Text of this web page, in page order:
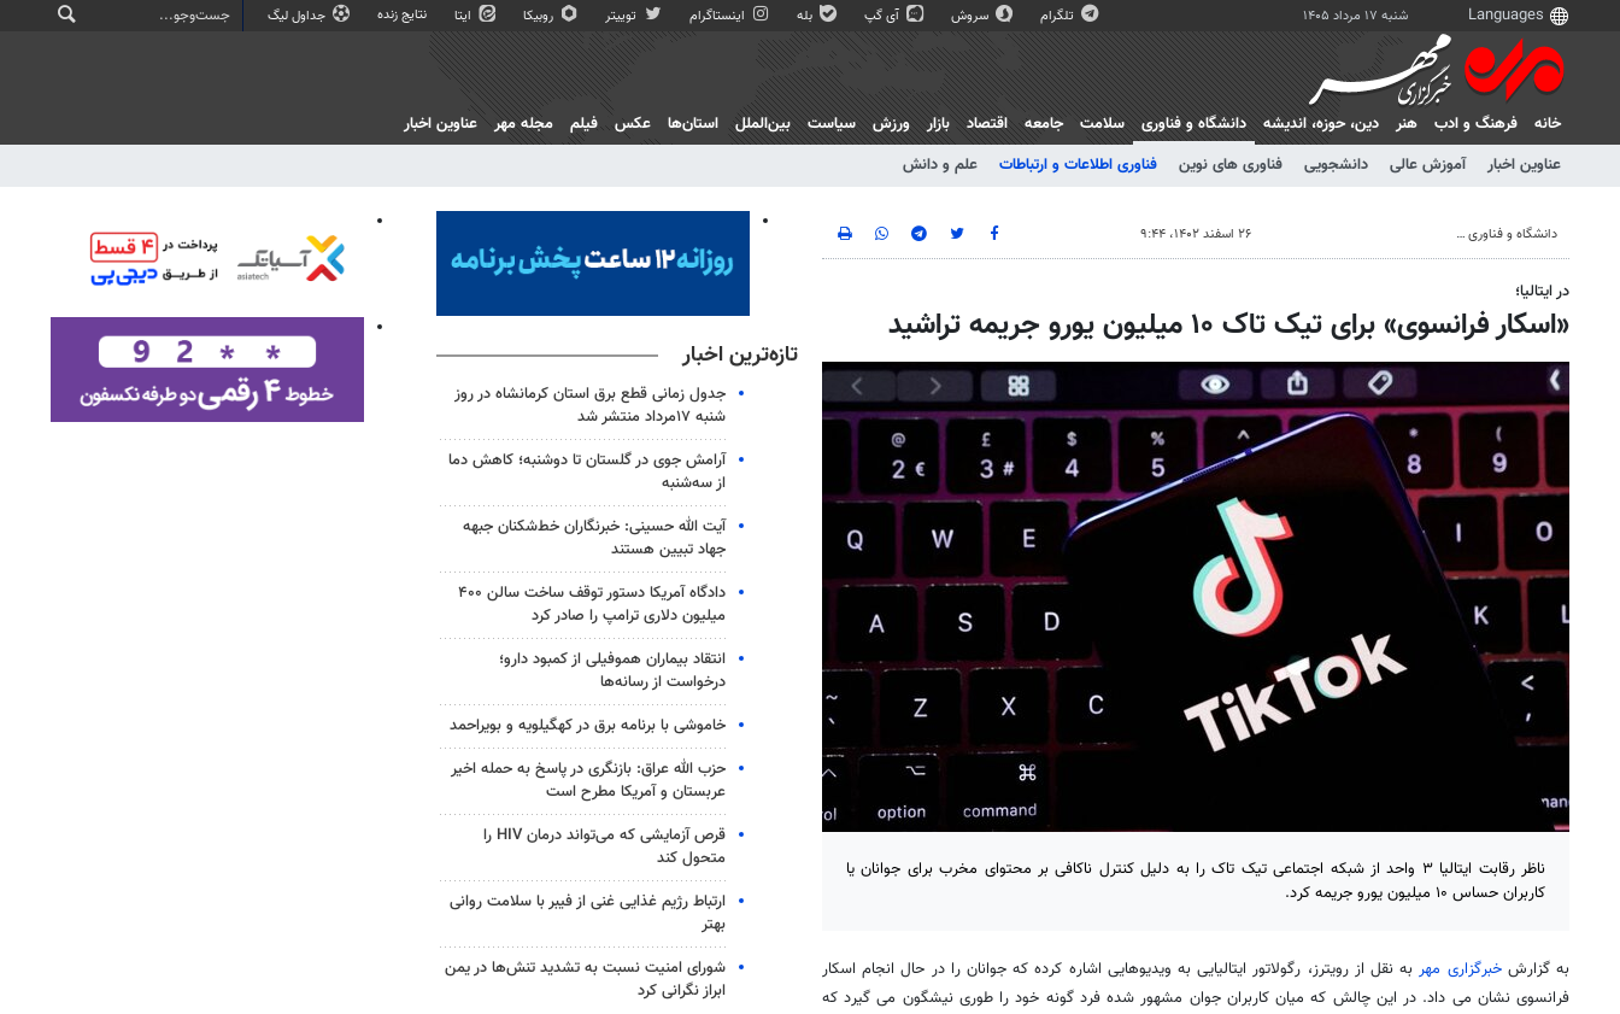
شنبه ۱۷ مرداد ۱۴۰۵ تلگرام سروش آی گپ بله اینستاگرام توییتر روبیکا ایتا نتایج زنده جداول لیگ
خانه فرهنگ و ادب هنر دين، حوزه، انديشه
دانشگاه و فناوری
عناوین اخبار
آموزش عالی دانشجویی فناوری های نوین فناوری اطلاعات و ارتباطات علم و دانش
سلامت جامعه اقتصاد بازار ورزش سیاست بین‌الملل استان‌ها عکس فیلم مجله مهر عناوین اخبار
دانشگاه و فناوری ۲۶ اسفند ۱۴۰۲، ۹:۴۴
در ایتالیا؛
«اسکار فرانسوی» برای تیک تاک ۱۰ میلیون یورو جریمه تراشید
ناظر رقابت ایتالیا ۳ واحد از شبکه اجتماعی تیک تاک را به دلیل کنترل ناکافی بر محتوای مخرب برای جوانان یا
کاربران حساس ۱۰ میلیون یورو جریمه کرد.
به گزارشخبرگزاری مهربه نقل از رویترز، رگولاتور ایتالیایی به ویدیوهایی اشاره کرده که جوانان را در حال انجام اسکار
فرانسوی نشان می داد. در این چالش که میان کاربران جوان مشهور شده فرد گونه خود را طوری نیشگون می گیرد که
تازه‌ترین اخبار
جدول زمانی قطع برق استان کرمانشاه در روز
شنبه ۱۷مرداد منتشر شد
آرامش جوی در گلستان تا دوشنبه؛ کاهش دما
از سه‌شنبه
آیت الله حسینی: خبرنگاران خط‌شکنان جبهه
جهاد تبیین هستند
دادگاه آمریکا دستور توقف ساخت سالن ۴۰۰
میلیون دلاری ترامپ را صادر کرد
انتقاد بیماران هموفیلی از کمبود دارو؛
درخواست از رسانه‌ها
خاموشی با برنامه برق در کهگیلویه و بویراحمد
حزب الله عراق: بازنگری در پاسخ به حمله اخیر
عربستان و آمریکا مطرح است
قرص آزمایشی که می‌تواند درمان HIV را
متحول کند
ارتباط رژیم غذایی غنی از فیبر با سلامت روانی
بهتر
شورای امنیت نسبت به تشدید تنش‌ها در یمن
ابراز نگرانی کرد